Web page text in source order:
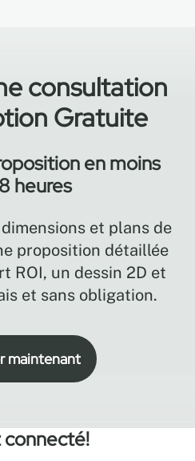
consultation
Gratuite
en moins
heures
et plans de
proposition détaillée
ROI, un dessin 2D et
et sans obligation.
maintenant
connecté!